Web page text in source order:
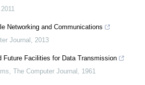
2011
Networking and Communications
Journal , 2013
Future Facilities for Data Transmission
, The Computer Journal , 1961